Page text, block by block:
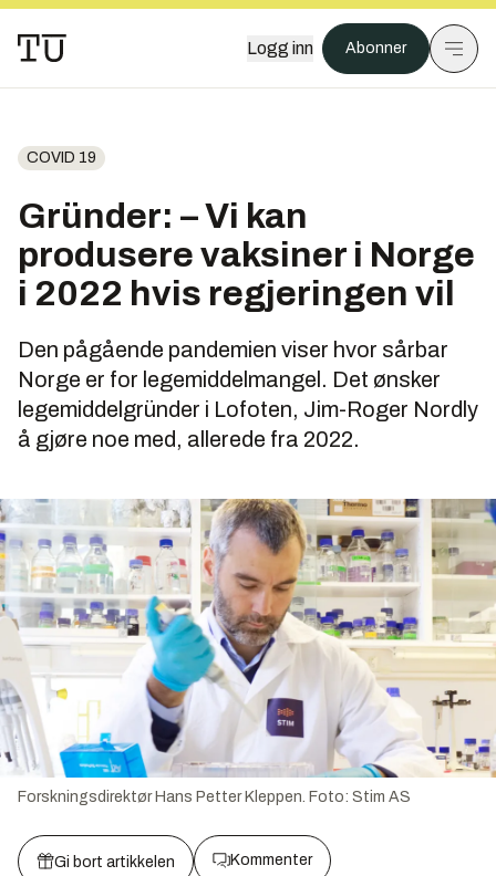
Logg inn Abonner
COVID 19
Gründer: – Vi kan
produsere vaksiner i Norge
i 2022 hvis regjeringen vil
Den pågående pandemien viser hvor sårbar
Norge er for legemiddelmangel. Det ønsker
legemiddelgründer i Lofoten, Jim-Roger Nordly
å gjøre noe med, allerede fra 2022.
Forskningsdirektør Hans Petter Kleppen. Foto: Stim AS
Gi bort artikkelen Kommenter